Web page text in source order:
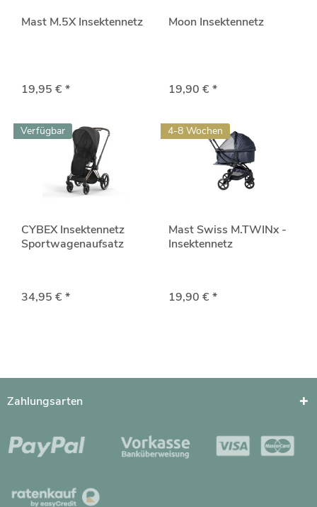
Mast M.5X Insektennetz
19,95 € *
Moon Insektennetz
19,90 € *
Verfügbar
CYBEX Insektennetz
Sportwagenaufsatz
34,95 € *
4-8 Wochen
Mast Swiss M.TWINx -
Insektennetz
19,90 € *
Zahlungsarten